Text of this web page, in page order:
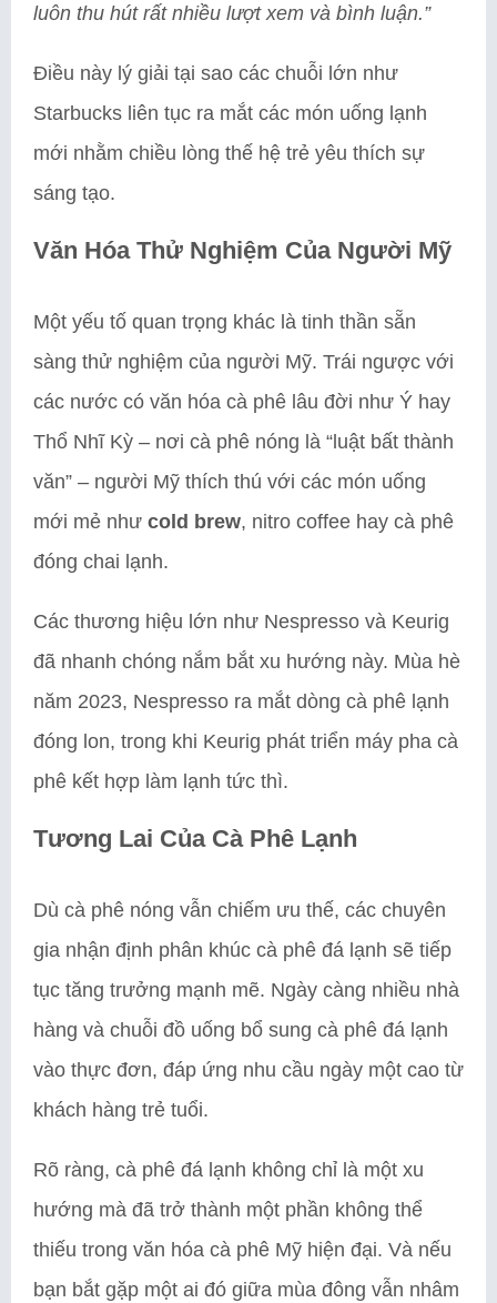
luôn thu hút rất nhiều lượt xem và bình luận.”
Điều này lý giải tại sao các chuỗi lớn như
Starbucks liên tục ra mắt các món uống lạnh
mới nhằm chiều lòng thế hệ trẻ yêu thích sự
sáng tạo.
Văn Hóa Thử Nghiệm Của Người Mỹ
Một yếu tố quan trọng khác là tinh thần sẵn
sàng thử nghiệm của người Mỹ. Trái ngược với
các nước có văn hóa cà phê lâu đời như Ý hay
Thổ Nhĩ Kỳ – nơi cà phê nóng là “luật bất thành
văn” – người Mỹ thích thú với các món uống
mới mẻ như cold brew, nitro coffee hay cà phê
đóng chai lạnh.
Các thương hiệu lớn như Nespresso và Keurig
đã nhanh chóng nắm bắt xu hướng này. Mùa hè
năm 2023, Nespresso ra mắt dòng cà phê lạnh
đóng lon, trong khi Keurig phát triển máy pha cà
phê kết hợp làm lạnh tức thì.
Tương Lai Của Cà Phê Lạnh
Dù cà phê nóng vẫn chiếm ưu thế, các chuyên
gia nhận định phân khúc cà phê đá lạnh sẽ tiếp
tục tăng trưởng mạnh mẽ. Ngày càng nhiều nhà
hàng và chuỗi đồ uống bổ sung cà phê đá lạnh
vào thực đơn, đáp ứng nhu cầu ngày một cao từ
khách hàng trẻ tuổi.
Rõ ràng, cà phê đá lạnh không chỉ là một xu
hướng mà đã trở thành một phần không thể
thiếu trong văn hóa cà phê Mỹ hiện đại. Và nếu
bạn bắt gặp một ai đó giữa mùa đông vẫn nhâm